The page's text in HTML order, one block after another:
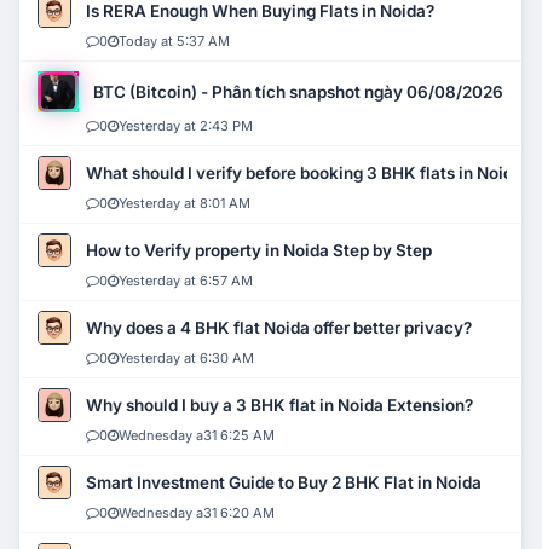
Is RERA Enough When Buying Flats in Noida?
0 Today at 5:37 AM
BTC (Bitcoin) - Phân tích snapshot ngày 06/08/2026
0 Yesterday at 2:43 PM
What should I verify before booking 3 BHK flats in Noida?
0 Yesterday at 8:01 AM
How to Verify property in Noida Step by Step
0 Yesterday at 6:57 AM
Why does a 4 BHK flat Noida offer better privacy?
0 Yesterday at 6:30 AM
Why should I buy a 3 BHK flat in Noida Extension?
0 Wednesday a31 6:25 AM
Smart Investment Guide to Buy 2 BHK Flat in Noida
0 Wednesday a31 6:20 AM